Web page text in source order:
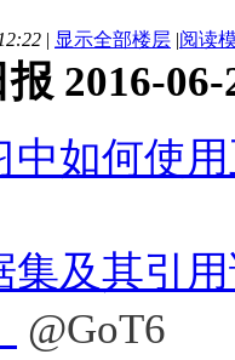
| 显示全部楼层 |阅读
2016-06-
中如何使
集及其引
@GoT6